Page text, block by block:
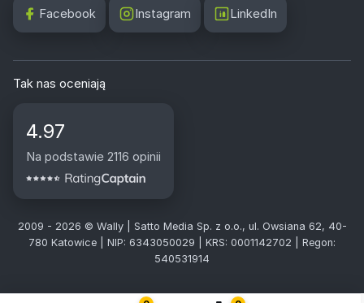
Facebook Instagram LinkedIn
Tak nas oceniają
4.97
Na podstawie 2116 opinii
2009 - 2026 © Wally | Satto Media Sp. z o.o., ul. Owsiana 62, 40-
780 Katowice | NIP: 6343050029 | KRS: 0001142702 | Regon:
540531914